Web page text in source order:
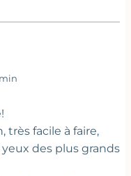
très facile à faire,
des plus grands